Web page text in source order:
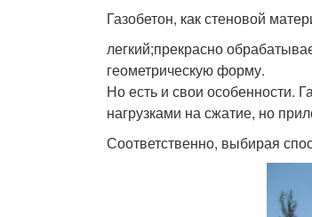
Газобетон, как стеновой
легкий;прекрасно
геометрическую форму.
Но есть и свои особенности.
нагрузками на сжатие, но
Соответственно, выбирая